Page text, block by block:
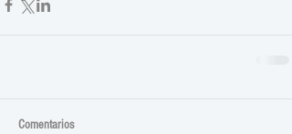
Comentarios